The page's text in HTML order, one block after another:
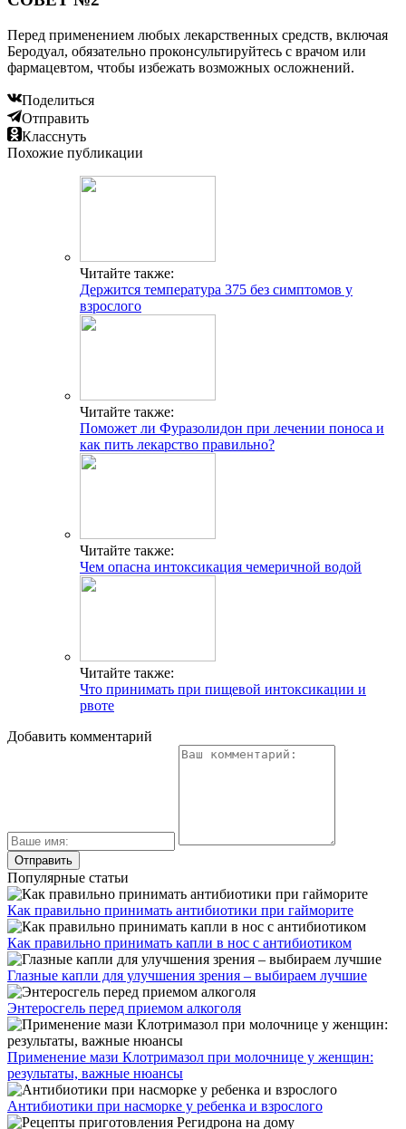
Перед применением любых лекарственных средств, включая
Беродуал, обязательно проконсультируйтесь с врачом или
фармацевтом, чтобы избежать возможных осложнений.
Поделиться
Отправить
Класснуть
Похожие публикации
Читайте также:
Держится температура 375 без симптомов у
взрослого
Читайте также:
Поможет ли Фуразолидон при лечении поноса и
как пить лекарство правильно?
Читайте также:
Чем опасна интоксикация чемеричной водой
Читайте также:
Что принимать при пищевой интоксикации и
рвоте
Добавить комментарий
Популярные статьи
Как правильно принимать антибиотики при гайморите
Как правильно принимать капли в нос с антибиотиком
Глазные капли для улучшения зрения – выбираем лучшие
Энтеросгель перед приемом алкоголя
Применение мази Клотримазол при молочнице у женщин:
результаты, важные нюансы
Антибиотики при насморке у ребенка и взрослого